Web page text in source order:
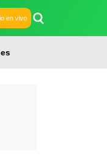
en vivo